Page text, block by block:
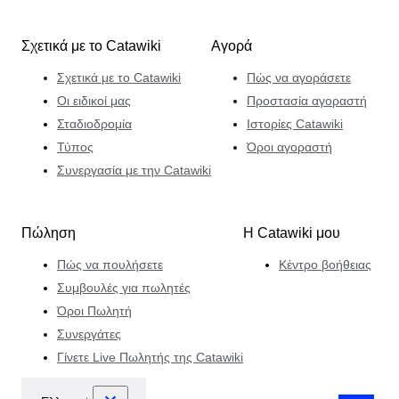
Σχετικά με το Catawiki
Σχετικά με το Catawiki
Οι ειδικοί μας
Σταδιοδρομία
Τύπος
Συνεργασία με την Catawiki
Αγορά
Πώς να αγοράσετε
Προστασία αγοραστή
Ιστορίες Catawiki
Όροι αγοραστή
Πώληση
Πώς να πουλήσετε
Συμβουλές για πωλητές
Όροι Πωλητή
Συνεργάτες
Γίνετε Live Πωλητής της Catawiki
Η Catawiki μου
Κέντρο βοήθειας